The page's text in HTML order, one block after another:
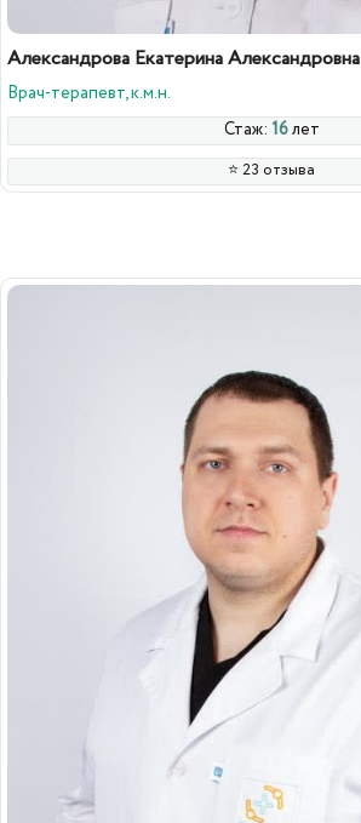
Александрова Екатерина Александровна
Врач-терапевт, к.м.н.
Стаж: 16лет
⭐️ 23 отзыва